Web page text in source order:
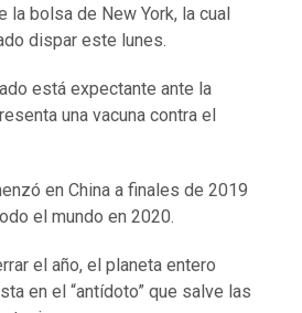
la bolsa de New York, la cual
dispar este lunes.
está expectante ante la
una vacuna contra el
en China a finales de 2019
el mundo en 2020.
el año, el planeta entero
en el “antídoto” que salve las